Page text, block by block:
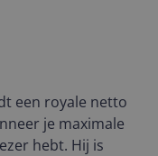
een royale netto
je maximale
hebt. Hij is